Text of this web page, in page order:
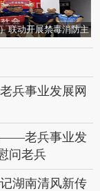
所合一”优势 扎
挺 小男孩敬礼
联动开展禁毒消防主
兵事业发展网
——老兵事业发
问老兵
湖南清风新传